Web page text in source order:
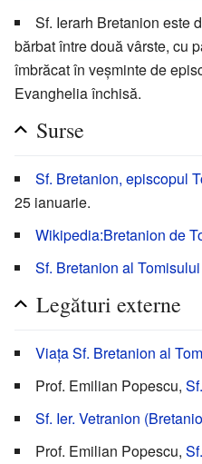
Sf. Ierarh Bretanion este
bărbat între două vârste, cu
îmbrăcat în veșminte de
Evanghelia închisă.
Surse
Sf. Bretanion, episcopul
25 ianuarie.
Wikipedia:Bretanion de
Sf. Bretanion al Tomisului
Legături externe
Viața Sf. Bretanion al
Prof. Emilian Popescu,
Sf. Ier. Vetranion
Prof. Emilian Popescu,